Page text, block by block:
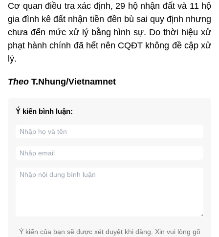
Cơ quan điều tra xác định, 29 hộ nhận đất và 11 hộ
gia đình kê đất nhận tiền đền bù sai quy định nhưng
chưa đến mức xử lý bằng hình sự. Do thời hiệu xử
phạt hành chính đã hết nên CQĐT không đề cập xử
lý.
Theo T.Nhung/Vietnamnet
Ý kiến bình luận:
Ý kiến của bạn sẽ được xét duyệt khi đăng. Xin vui lòng gõ